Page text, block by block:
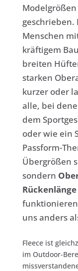
Modelgrößen
geschrieben.
Menschen
kräftigem
breiten
starken
kurzer oder
alle, bei
dem
oder wie ein
Passform-
Übergrößen
sondern
Rückenlänge
uns anders
Fleece ist
im Outdoor-